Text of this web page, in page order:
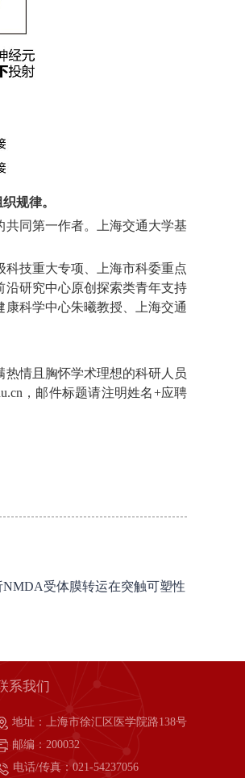
规律。
共同第一作者。上海交通大学基
技重大专项、上海市科委重点
研究中心原创探索类青年支持
科学中心朱曦教授、上海交通
情且胸怀学术理想的科研人员
，邮件标题请注明姓名+应聘
NMDA受体膜转运在突触可塑性
系我们
地址：上海市徐汇区医学院路138号
邮编：200032
电话/传真：021-54237056